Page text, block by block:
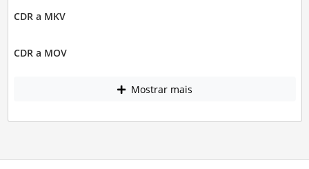
CDR a MKV
CDR a MOV
Mostrar mais